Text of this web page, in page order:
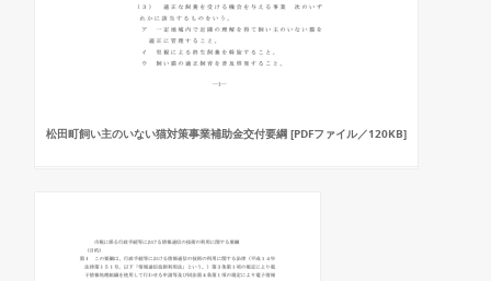
松田町飼い主のいない猫対策事業補助金交付要綱 [PDFファイル／120KB]